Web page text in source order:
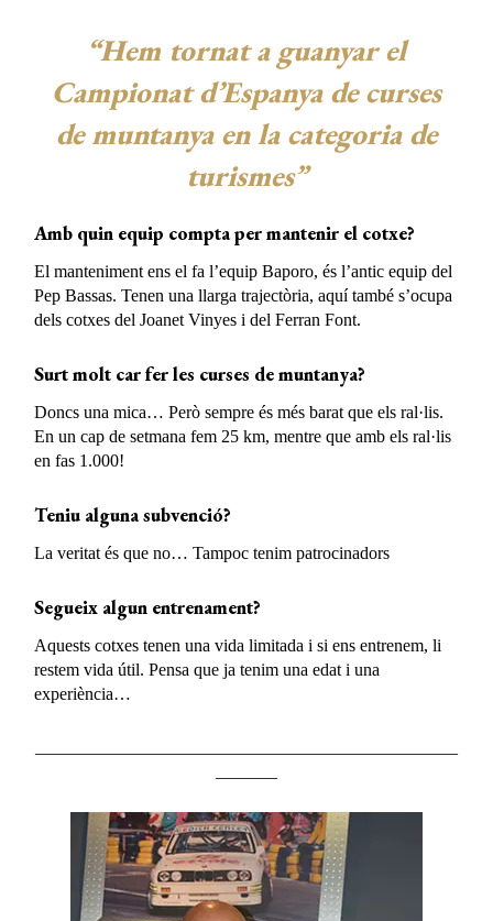
“Hem tornat a guanyar el
Campionat d’Espanya de curses
de muntanya en la categoria de
turismes”
Amb quin equip compta per mantenir el cotxe?
El manteniment ens el fa l’equip Baporo, és l’antic equip del
Pep Bassas. Tenen una llarga trajectòria, aquí també s’ocupa
dels cotxes del Joanet Vinyes i del Ferran Font.
Surt molt car fer les curses de muntanya?
Doncs una mica… Però sempre és més barat que els ral·lis.
En un cap de setmana fem 25 km, mentre que amb els ral·lis
en fas 1.000!
Teniu alguna subvenció?
La veritat és que no… Tampoc tenim patrocinadors
Segueix algun entrenament?
Aquests cotxes tenen una vida limitada i si ens entrenem, li
restem vida útil. Pensa que ja tenim una edat i una
experiència…